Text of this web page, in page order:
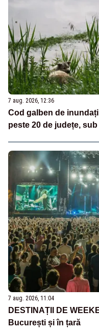
7 aug. 2026, 12:36
Cod galben de
peste 20 de județe,
7 aug. 2026, 11:04
DESTINAȚII DE
București și în țară